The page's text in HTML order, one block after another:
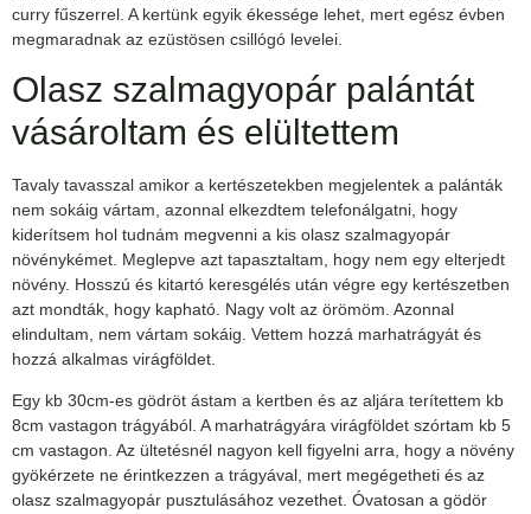
curry fűszerrel. A kertünk egyik ékessége lehet, mert egész évben
megmaradnak az ezüstösen csillógó levelei.
Olasz szalmagyopár palántát
vásároltam és elültettem
Tavaly tavasszal amikor a kertészetekben megjelentek a palánták
nem sokáig vártam, azonnal elkezdtem telefonálgatni, hogy
kiderítsem hol tudnám megvenni a kis olasz szalmagyopár
növénykémet. Meglepve azt tapasztaltam, hogy nem egy elterjedt
növény. Hosszú és kitartó keresgélés után végre egy kertészetben
azt mondták, hogy kapható. Nagy volt az örömöm. Azonnal
elindultam, nem vártam sokáig. Vettem hozzá marhatrágyát és
hozzá alkalmas virágföldet.
Egy kb 30cm-es gödröt ástam a kertben és az aljára terítettem kb
8cm vastagon trágyából. A marhatrágyára virágföldet szórtam kb 5
cm vastagon. Az ültetésnél nagyon kell figyelni arra, hogy a növény
gyökérzete ne érintkezzen a trágyával, mert megégetheti és az
olasz szalmagyopár pusztulásához vezethet. Óvatosan a gödör